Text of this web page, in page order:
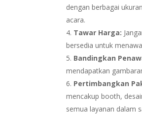
dengan berbagai
acara.
Tawar Harga:
bersedia untuk
Bandingkan
mendapatkan
Pertimbangkan
mencakup booth,
semua layanan dalam